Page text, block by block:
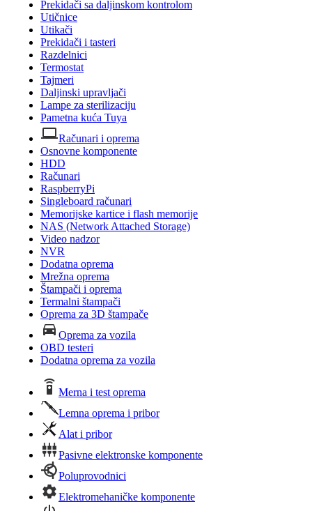
Prekidači sa daljinskom kontrolom
Utičnice
Utikači
Prekidači i tasteri
Razdelnici
Termostat
Tajmeri
Daljinski upravljači
Lampe za sterilizaciju
Pametna kuća Tuya
Računari i oprema
Osnovne komponente
HDD
Računari
RaspberryPi
Singleboard računari
Memorijske kartice i flash memorije
NAS (Network Attached Storage)
Video nadzor
NVR
Dodatna oprema
Mrežna oprema
Štampači i oprema
Termalni štampači
Oprema za 3D štampače
Oprema za vozila
OBD testeri
Dodatna oprema za vozila
Merna i test oprema
Lemna oprema i pribor
Alat i pribor
Pasivne elektronske komponente
Poluprovodnici
Elektromehaničke komponente